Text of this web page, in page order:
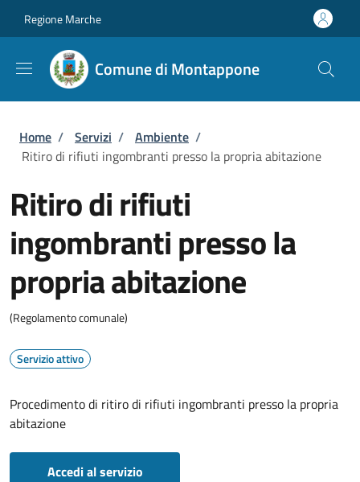
Regione Marche
Comune di Montappone
Briciole di pane
Home / Servizi / Ambiente /
Ritiro di rifiuti ingombranti presso la propria abitazione
Ritiro di rifiuti
ingombranti presso la
propria abitazione
(Regolamento comunale)
Servizio attivo
Procedimento di ritiro di rifiuti ingombranti presso la propria
abitazione
Accedi al servizio